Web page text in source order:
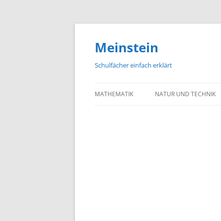
Meinstein
Schulfächer einfach erklärt
MATHEMATIK NATUR UND TECHNIK